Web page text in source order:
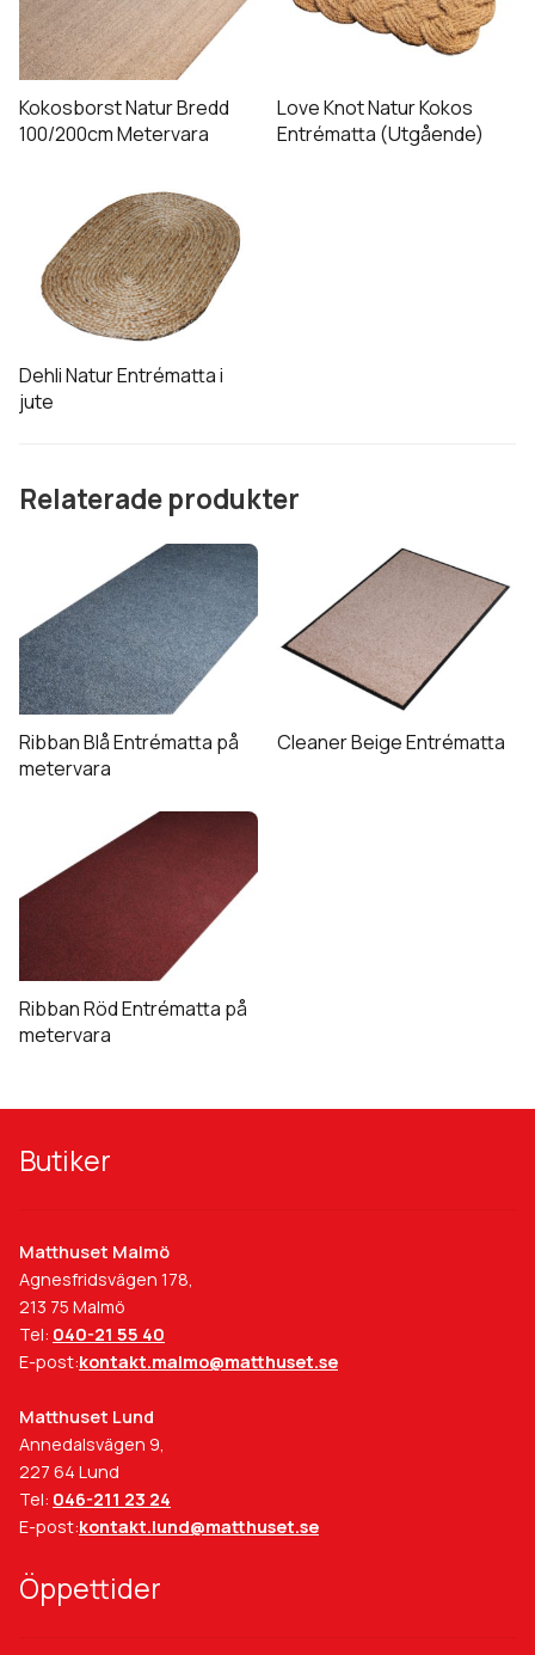
produktsidan produktsidan
Kokosborst Natur Bredd
100/200cm Metervara
Love Knot Natur Kokos
Entrématta (Utgående)
har
De
olika
Dehli Natur Entrématta i
jute
produkten
har
flera
varianter.
De
olika
väljas
Relaterade produkter
Ribban Blå Entrématta på
metervara
Cleaner Beige Entrématta
produkten
har
De
Ribban Röd Entrématta på
metervara
Butiker
Matthuset Malmö
Agnesfridsvägen 178,
213 75 Malmö
Tel: 040-21 55 40
E-post:kontakt.malmo@matthuset.se
Matthuset Lund
Annedalsvägen 9,
227 64 Lund
Tel: 046-211 23 24
E-post:kontakt.lund@matthuset.se
Öppettider